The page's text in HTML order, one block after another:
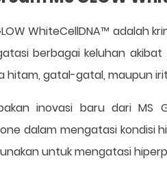
WhiteCellDNA™ adalah
berbagai keluhan akibat
hitam, gatal-gatal, maupun
inovasi baru dari MS
dalam mengatasi kondisi
untuk mengatasi